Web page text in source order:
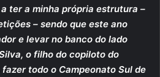
a ter a minha própria estrutura –
– sendo que este ano
e levar no banco do lado
o filho do copiloto do
todo o Campeonato Sul de